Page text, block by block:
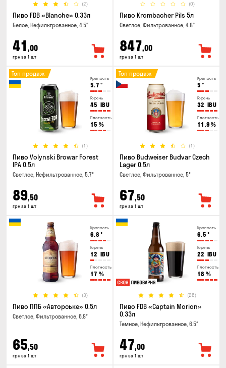
(2)
Пиво FDB «Blanche» 0.33л
Белое, Нефильтрованное, 4.5°
41 ,00
грн за 1 шт
(0)
Пиво Krombacher Pils 5л
Светлое, Фильтрованное, 4.8°
847,00
грн за 1 шт
Крепость
5.7 °
Горечь
45 IBU
Плотность
15 %
(1)
Топ продаж
Пиво Volynski Browar Forest
IPA 0.5л
Светлое, Нефильтрованное, 5.7°
89,50
грн за 1 шт
Крепость
5 °
Горечь
32 IBU
Плотность
11.9 %
(1)
Топ продаж
Пиво Budweiser Budvar Czech
Lager 0.5л
Светлое, Фильтрованное, 5°
67,50
грн за 1 шт
Крепость
6.8 °
Горечь
12 IBU
Плотность
17 %
(3)
Пиво ППБ «Авторське» 0.5л
Светлое, Фильтрованное, 6.8°
65,50
грн за 1 шт
Крепость
6.5 °
Горечь
22 IBU
Плотность
18 %
(26)
Пиво FDB «Captain Morion»
0.33л
Темное, Нефильтрованное, 6.5°
47,00
грн за 1 шт